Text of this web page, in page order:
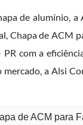
de
Chapa de ACM
com a
a Alsi
de ACM para